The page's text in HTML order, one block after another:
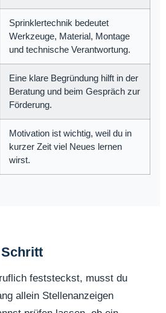
Sprinklertechnik bedeutet
Werkzeuge, Material, Montage
und technische Verantwortung.
Eine klare Begründung hilft in der
Beratung und beim Gespräch zur
Förderung.
Motivation ist wichtig, weil du in
kurzer Zeit viel Neues lernen
wirst.
feststeckst, musst du
allein Stellenanzeigen